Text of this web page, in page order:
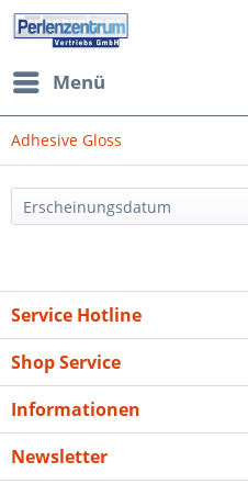
Menü
Adhesive Gloss
Service Hotline
Shop Service
Informationen
Newsletter